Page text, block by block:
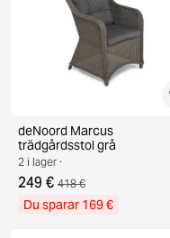
deNoord Marcus
trädgårdsstol grå
2 i lager ·
249 € 418 €
Du sparar 169 €